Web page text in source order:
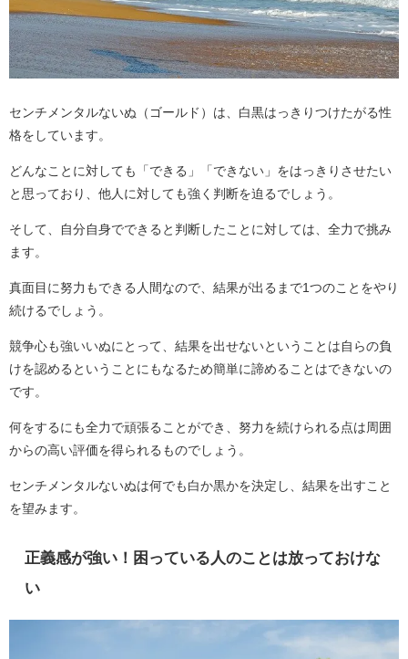
センチメンタルないぬ（ゴールド）は、白黒はっきりつけたがる性
格をしています。
どんなことに対しても「できる」「できない」をはっきりさせたい
と思っており、他人に対しても強く判断を迫るでしょう。
そして、自分自身でできると判断したことに対しては、全力で挑み
ます。
真面目に努力もできる人間なので、結果が出るまで1つのことをやり
続けるでしょう。
競争心も強いいぬにとって、結果を出せないということは自らの負
けを認めるということにもなるため簡単に諦めることはできないの
です。
何をするにも全力で頑張ることができ、努力を続けられる点は周囲
からの高い評価を得られるものでしょう。
センチメンタルないぬは何でも白か黒かを決定し、結果を出すこと
を望みます。
正義感が強い！困っている人のことは放っておけな
い